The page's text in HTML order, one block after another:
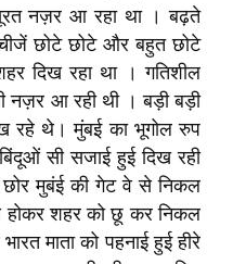
नज़र आ रहा था । बढ़ते
छोटे छोटे और बहुत छोटे
दिख रहा था । गतिशील
नज़र आ रही थी । बड़ी बड़ी
रहे थे। मुंबई का भूगोल रुप
सी सजाई हुई दिख रही
मुबंई की गेट वे से निकल
होकर शहर को छू कर निकल
माता को पहनाई हुई हीरे